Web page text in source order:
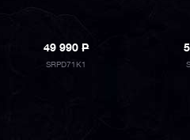
49 990P
SRPD71K1